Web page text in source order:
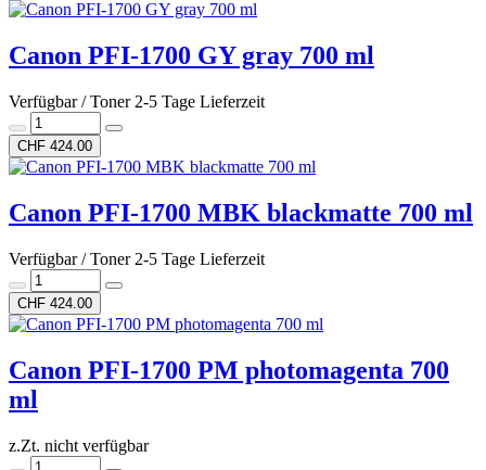
Canon PFI-1700 GY gray 700 ml
Verfügbar / Toner 2-5 Tage Lieferzeit
CHF 424.00
Canon PFI-1700 MBK blackmatte 700 ml
Verfügbar / Toner 2-5 Tage Lieferzeit
CHF 424.00
Canon PFI-1700 PM photomagenta 700
ml
z.Zt. nicht verfügbar